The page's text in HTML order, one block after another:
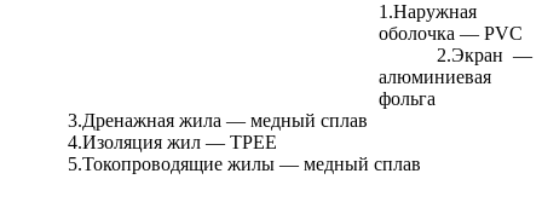
1.Наружная
оболочка — PVC
2.Экран —
алюминиевая
фольга
3.Дренажная жила — медный сплав
4.Изоляция жил — TPEE
5.Токопроводящие жилы — медный сплав